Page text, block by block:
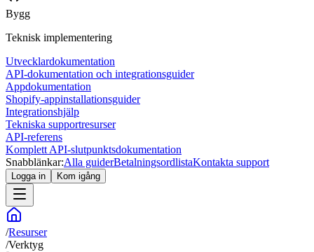
Bygg
Teknisk implementering
Utvecklardokumentation
API-dokumentation och integrationsguider
Appdokumentation
Shopify-appinstallationsguider
Integrationshjälp
Tekniska supportresurser
API-referens
Komplett API-slutpunktsdokumentation
Snabblänkar:Alla guiderBetalningsordlistaKontakta support
Logga in Kom igång
/Resurser
/Verktyg